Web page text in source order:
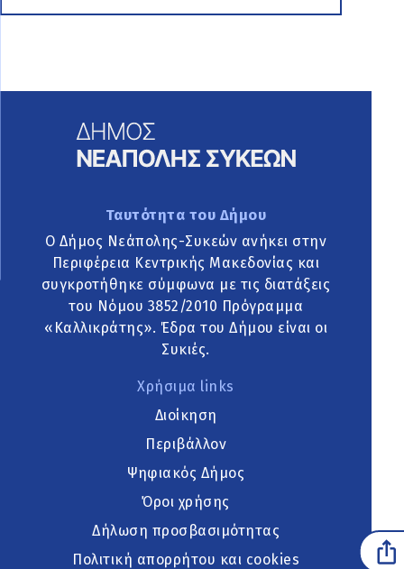
Ταυτότητα του Δήμου
Ο Δήμος Νεάπολης-Συκεών ανήκει στην
Περιφέρεια Κεντρικής Μακεδονίας και
συγκροτήθηκε σύμφωνα με τις διατάξεις
του Νόμου 3852/2010 Πρόγραμμα
«Καλλικράτης». Έδρα του Δήμου είναι οι
Συκιές.
Χρήσιμα links
Διοίκηση
Περιβάλλον
Ψηφιακός Δήμος
Όροι χρήσης
Δήλωση προσβασιμότητας
Πολιτική απορρήτου και cookies